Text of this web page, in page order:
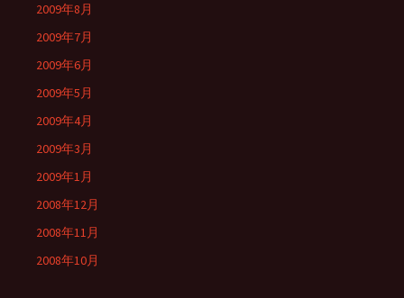
2009年8月
2009年7月
2009年6月
2009年5月
2009年4月
2009年3月
2009年1月
2008年12月
2008年11月
2008年10月